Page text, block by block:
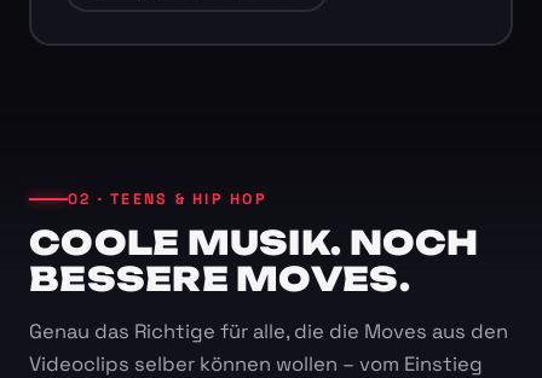
02 · TEENS & HIP HOP
COOLE MUSIK. NOCH
BESSERE MOVES.
Genau das Richtige für alle, die die Moves aus den
Videoclips selber können wollen – vom Einstieg